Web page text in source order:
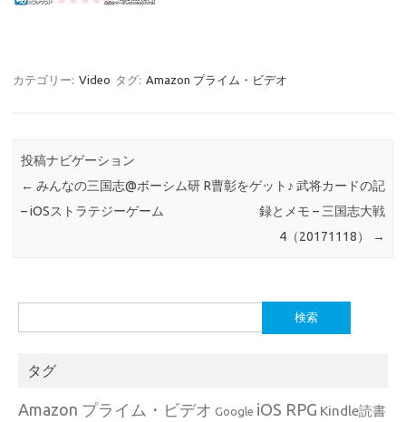
カテゴリー: Video タグ: Amazon プライム・ビデオ
投稿ナビゲーション
← みんなの三国志@ボーシム研
– iOSストラテジーゲーム
R曹彰をゲット♪ 武将カードの記
録とメモ – 三国志大戦
4（20171118）
→
索:
タグ
Amazon プライム・ビデオ Google iOS RPG Kindle読書